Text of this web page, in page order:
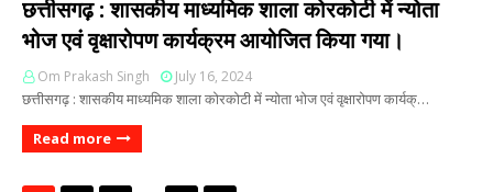
छत्तीसगढ़ : शासकीय माध्यमिक शाला कोरकोटी में न्योता
भोज एवं वृक्षारोपण कार्यक्रम आयोजित किया गया।
Om Prakash Singh July 16, 2024
छत्तीसगढ़ : शासकीय माध्यमिक शाला कोरकोटी में न्योता भोज एवं वृक्षारोपण कार्यक्…
Read more